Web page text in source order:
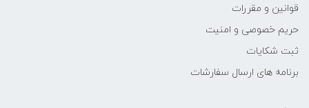
قوانین و مقررات
حریم خصوصی و امنیت
ثبت شکایات
برنامه های ارسال سفارشات